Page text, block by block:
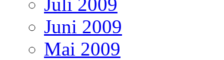
Juni 2009
Mai 2009